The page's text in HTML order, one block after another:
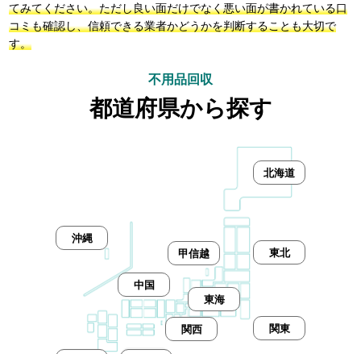
てみてください。ただし良い面だけでなく悪い面が書かれている口
コミも確認し、信頼できる業者かどうかを判断することも大切で
す。
不用品回収
都道府県から探す
北海道
東北
甲信越
東海
関東
関西
中国
沖縄